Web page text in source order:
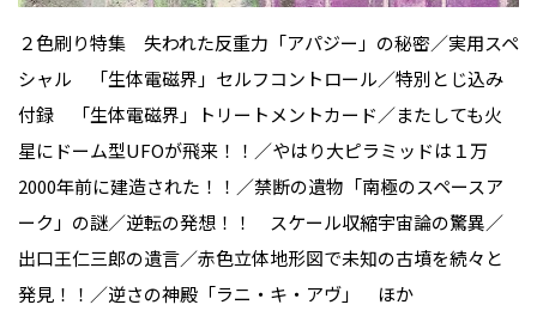
２色刷り特集 失われた反重力「アパジー」の秘密／実用スペ
シャル 「生体電磁界」セルフコントロール／特別とじ込み
付録 「生体電磁界」トリートメントカード／またしても火
星にドーム型UFOが飛来！！／やはり大ピラミッドは１万
2000年前に建造された！！／禁断の遺物「南極のスペースア
ーク」の謎／逆転の発想！！ スケール収縮宇宙論の驚異／
出口王仁三郎の遺言／赤色立体地形図で未知の古墳を続々と
発見！！／逆さの神殿「ラニ・キ・アヴ」 ほか